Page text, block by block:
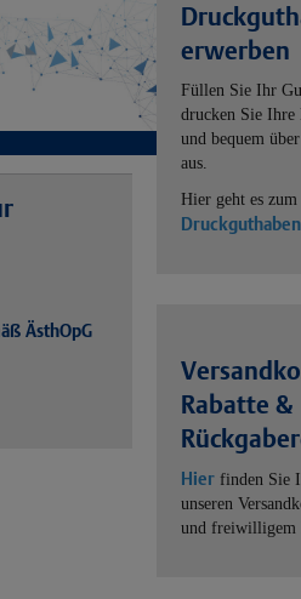
ÄsthOpG
erwerben
Füllen Sie Ihr
drucken Sie Ihre
und bequem
aus.
Hier geht es zum
Druckguthaben
Rabatte &
Hier finden Sie
unseren
und freiwilligem